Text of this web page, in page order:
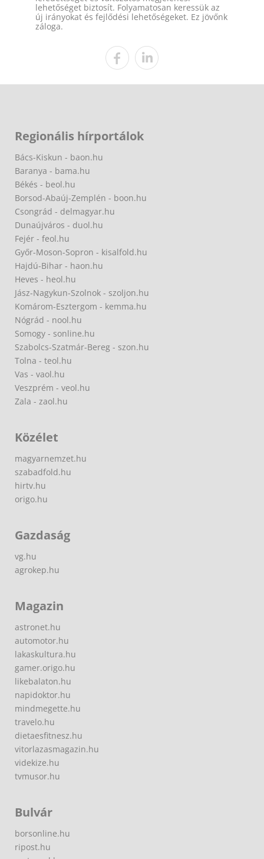
lehetőséget biztosít. Folyamatosan keressük az
új irányokat és fejlődési lehetőségeket. Ez jövőnk
záloga.
Regionális hírportálok
Bács-Kiskun - baon.hu
Baranya - bama.hu
Békés - beol.hu
Borsod-Abaúj-Zemplén - boon.hu
Csongrád - delmagyar.hu
Dunaújváros - duol.hu
Fejér - feol.hu
Győr-Moson-Sopron - kisalfold.hu
Hajdú-Bihar - haon.hu
Heves - heol.hu
Jász-Nagykun-Szolnok - szoljon.hu
Komárom-Esztergom - kemma.hu
Nógrád - nool.hu
Somogy - sonline.hu
Szabolcs-Szatmár-Bereg - szon.hu
Tolna - teol.hu
Vas - vaol.hu
Veszprém - veol.hu
Zala - zaol.hu
Közélet
magyarnemzet.hu
szabadfold.hu
hirtv.hu
origo.hu
Gazdaság
vg.hu
agrokep.hu
Magazin
astronet.hu
automotor.hu
lakaskultura.hu
gamer.origo.hu
likebalaton.hu
napidoktor.hu
mindmegette.hu
travelo.hu
dietaesfitnesz.hu
vitorlazasmagazin.hu
videkize.hu
tvmusor.hu
Bulvár
borsonline.hu
ripost.hu